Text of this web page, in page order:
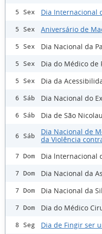
5 Sex Dia Internacional
5 Sex Aniversário de
5 Sex Dia Nacional da
5 Sex Dia do Médico de
5 Sex Dia da
6 Sáb Dia Nacional do
6 Sáb Dia de São Nicolau
6 Sáb
Dia Nacional de
da Violência
7 Dom Dia lnternacional
7 Dom Dia Nacional da
7 Dom Dia Nacional da
7 Dom Dia do Médico
8 Seg Dia de Fingir ser